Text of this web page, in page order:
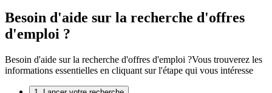
Besoin d'aide sur la recherche d'offres
d'emploi ?
Besoin d'aide sur la recherche d'offres d'emploi ?Vous trouverez les
informations essentielles en cliquant sur l'étape qui vous intéresse